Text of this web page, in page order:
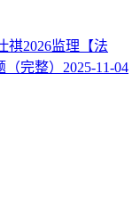
祺2026监理【法
完整） 2025-11-04